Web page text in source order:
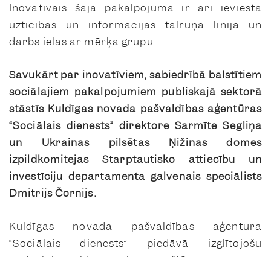
Inovatīvais šajā pakalpojumā ir arī ieviestā
uzticības un informācijas tālruņa līnija un
darbs ielās ar mērķa grupu.
Savukārt par inovatīviem, sabiedrībā balstītiem
sociālajiem pakalpojumiem publiskajā sektorā
stāstīs Kuldīgas novada pašvaldības aģentūras
“Sociālais dienests” direktore Sarmīte Segliņa
un Ukrainas pilsētas Ņižinas domes
izpildkomitejas Starptautisko attiecību un
investīciju departamenta galvenais speciālists
Dmitrijs Čornijs.
Kuldīgas novada pašvaldības aģentūra
“Sociālais dienests” piedāvā izglītojošu